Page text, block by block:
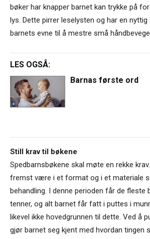
bøker har knapper barnet kan trykke på
lys. Dette pirrer leselysten og har en nyttig
barnets evne til å mestre små
LES OGSÅ:
Barnas første ord
Still krav til bøkene
Spedbarnsbøkene skal møte en rekke
fremst være i et format og i et materiale
behandling. I denne perioden får de fleste
tenner, og alt barnet får fatt i puttes i
likevel ikke hovedgrunnen til dette. Ved å
gjør barnet seg kjent med hvordan tingen